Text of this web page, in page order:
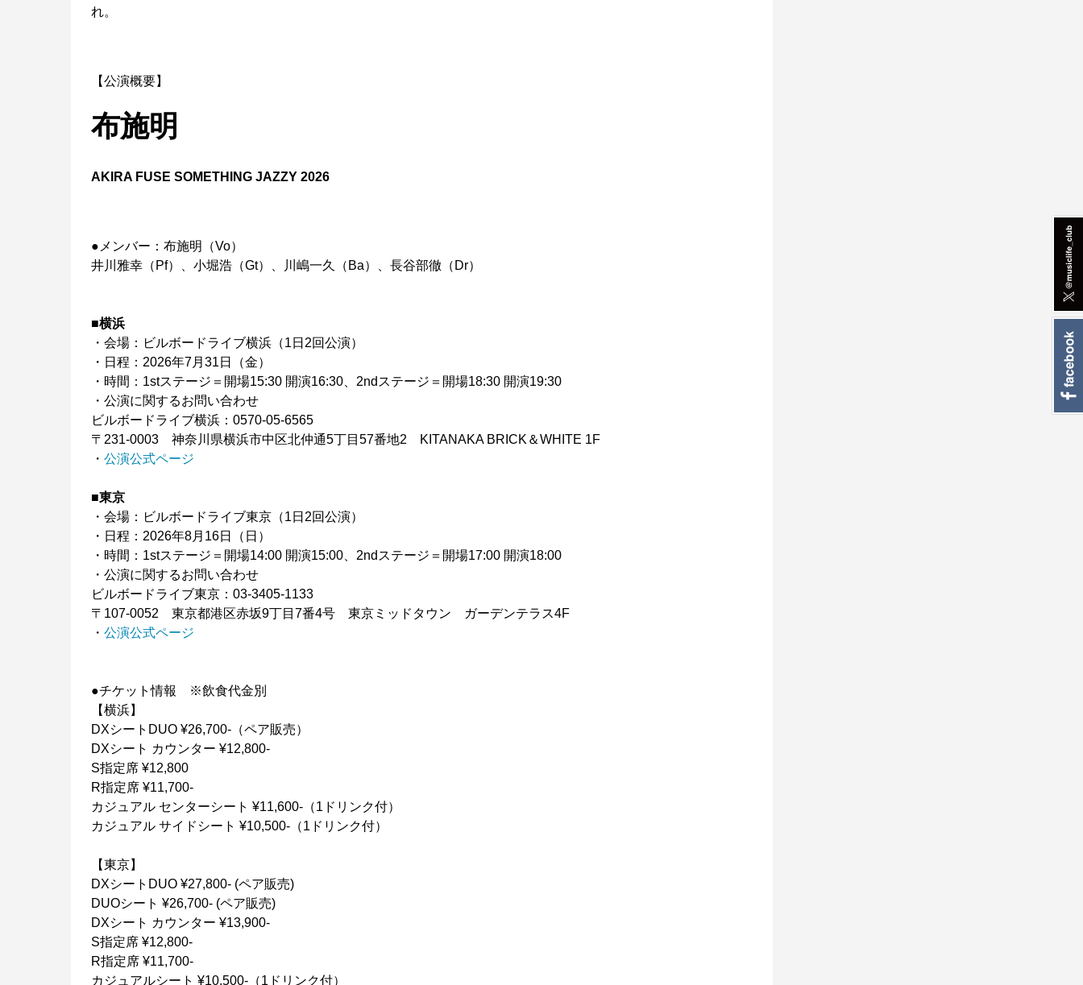
れ。
【公演概要】
布施明
AKIRA FUSE SOMETHING JAZZY 2026
●メンバー：布施明（Vo）
井川雅幸（Pf）、小堀浩（Gt）、川嶋一久（Ba）、長谷部徹（Dr）
■横浜
・会場：ビルボードライブ横浜（1日2回公演）
・日程：2026年7月31日（金）
・時間：1stステージ＝開場15:30 開演16:30、2ndステージ＝開場18:30 開演19:30
・公演に関するお問い合わせ
ビルボードライブ横浜：0570-05-6565
〒231-0003 神奈川県横浜市中区北仲通5丁目57番地2 KITANAKA BRICK＆WHITE 1F
・ 公演公式ページ
■東京
・会場：ビルボードライブ東京（1日2回公演）
・日程：2026年8月16日（日）
・時間：1stステージ＝開場14:00 開演15:00、2ndステージ＝開場17:00 開演18:00
・公演に関するお問い合わせ
ビルボードライブ東京：03-3405-1133
〒107-0052 東京都港区赤坂9丁目7番4号 東京ミッドタウン ガーデンテラス4F
・ 公演公式ページ
●チケット情報 ※飲食代金別
【横浜】
DXシートDUO ¥26,700-（ペア販売）
DXシート カウンター ¥12,800-
S指定席 ¥12,800
R指定席 ¥11,700-
カジュアル センターシート ¥11,600-（1ドリンク付）
カジュアル サイドシート ¥10,500-（1ドリンク付）
【東京】
DXシートDUO ¥27,800- (ペア販売)
DUOシート ¥26,700- (ペア販売)
DXシート カウンター ¥13,900-
S指定席 ¥12,800-
R指定席 ¥11,700-
カジュアルシート ¥10,500-（1ドリンク付）